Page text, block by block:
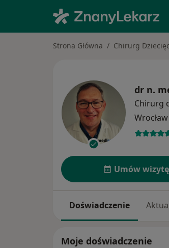
Strona Główna Chirurg
dr n.
Chirurg
Wrocław
Umów wizytę
Doświadczenie
Moje doświadczenie